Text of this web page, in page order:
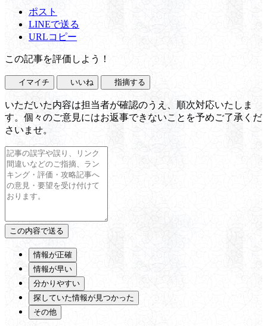
ポスト
LINEで送る
URLコピー
この記事を評価しよう！
イマイチ いいね 指摘する
いただいた内容は担当者が確認のうえ、順次対応いたしま
す。個々のご意見にはお返事できないことを予めご了承くだ
さいませ。
情報が正確
情報が早い
分かりやすい
探していた情報が見つかった
その他